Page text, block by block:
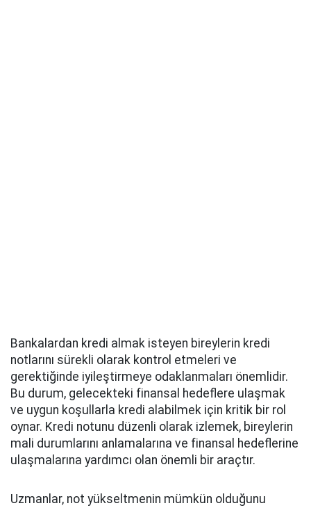
Bankalardan kredi almak isteyen bireylerin kredi
notlarını sürekli olarak kontrol etmeleri ve
gerektiğinde iyileştirmeye odaklanmaları önemlidir.
Bu durum, gelecekteki finansal hedeflere ulaşmak
ve uygun koşullarla kredi alabilmek için kritik bir rol
oynar. Kredi notunu düzenli olarak izlemek, bireylerin
mali durumlarını anlamalarına ve finansal hedeflerine
ulaşmalarına yardımcı olan önemli bir araçtır.
Uzmanlar, not yükseltmenin mümkün olduğunu